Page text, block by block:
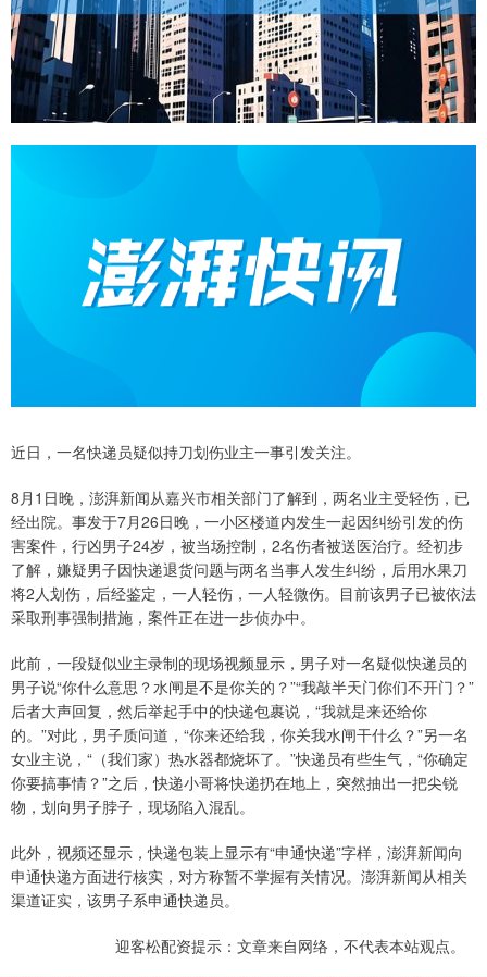
近日，一名快递员疑似持刀划伤业主一事引发关注。
8月1日晚，澎湃新闻从嘉兴市相关部门了解到，两名业主受轻伤，已
经出院。事发于7月26日晚，一小区楼道内发生一起因纠纷引发的伤
害案件，行凶男子24岁，被当场控制，2名伤者被送医治疗。经初步
了解，嫌疑男子因快递退货问题与两名当事人发生纠纷，后用水果刀
将2人划伤，后经鉴定，一人轻伤，一人轻微伤。目前该男子已被依法
采取刑事强制措施，案件正在进一步侦办中。
此前，一段疑似业主录制的现场视频显示，男子对一名疑似快递员的
男子说“你什么意思？水闸是不是你关的？”“我敲半天门你们不开门？”
后者大声回复，然后举起手中的快递包裹说，“我就是来还给你
的。”对此，男子质问道，“你来还给我，你关我水闸干什么？”另一名
女业主说，“（我们家）热水器都烧坏了。”快递员有些生气，“你确定
你要搞事情？”之后，快递小哥将快递扔在地上，突然抽出一把尖锐
物，划向男子脖子，现场陷入混乱。
此外，视频还显示，快递包装上显示有“申通快递”字样，澎湃新闻向
申通快递方面进行核实，对方称暂不掌握有关情况。澎湃新闻从相关
渠道证实，该男子系申通快递员。
迎客松配资提示：文章来自网络，不代表本站观点。